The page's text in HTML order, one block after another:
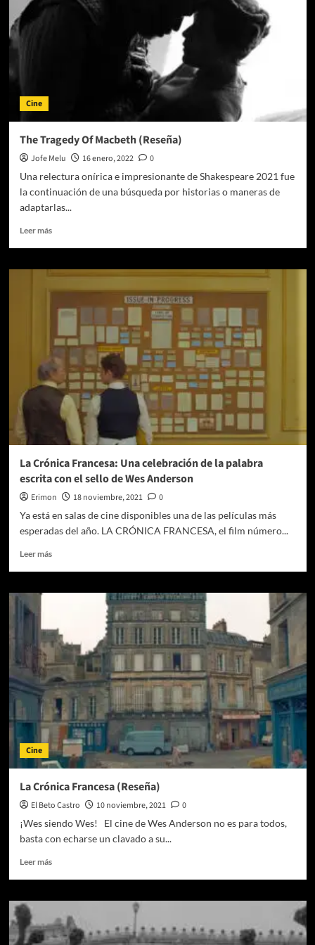
Cine
The Tragedy Of Macbeth (Reseña)
Jofe Melu 16 enero, 2022
0
Una relectura onírica e impresionante de Shakespeare 2021 fue
la continuación de una búsqueda por historias o maneras de
adaptarlas...
Leer másLeer
The
Macbeth
(Reseña)
La Crónica Francesa: Una celebración de la palabra
escrita con el sello de Wes Anderson
Erimon 18 noviembre, 2021
0
Ya está en salas de cine disponibles una de las películas más
esperadas del año. LA CRÓNICA FRANCESA, el film número...
Leer másLeer
La
Una
celebración
de
la
palabra
escrita
con
el
sello
de
Wes
Cine
La Crónica Francesa (Reseña)
El Beto Castro 10 noviembre, 2021
0
¡Wes siendo Wes! El cine de Wes Anderson no es para todos,
basta con echarse un clavado a su...
Leer másLeer
La
Crónica
Francesa
(Reseña)